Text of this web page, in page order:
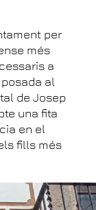
per
més
a
al
de Josep
una fita
en el
fills més